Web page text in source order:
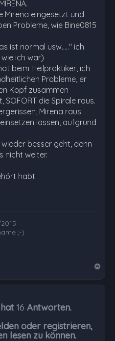
Mirena eingesetzt und
Probleme, wie Bine0815
ist normal usw....." ich
ich war)
beim Heilpraktiker, ich
Probleme, er
Kopf zusammen
die Spirale raus.
Mirena raus
lassen, aufgrund
besser geht, denn
nicht weiter.
habt.
;-)
16 Antworten.
oder registrieren,
lesen zu können.